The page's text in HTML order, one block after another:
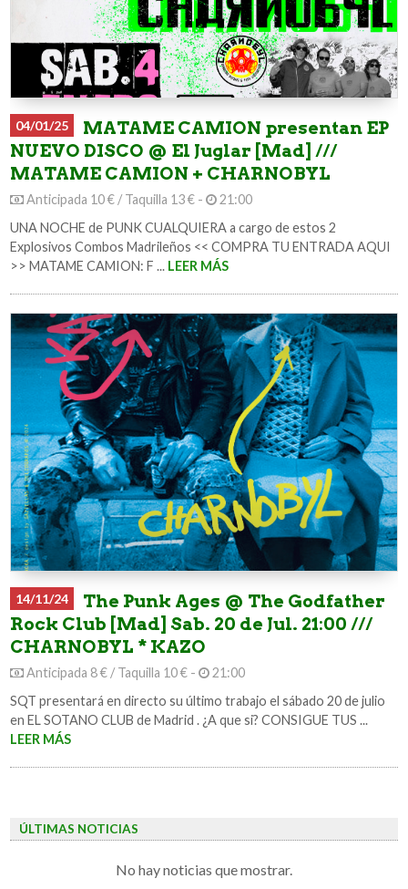
04/01/25
MATAME CAMION presentan EP
NUEVO DISCO @ El Juglar [Mad] ///
MATAME CAMION + CHARNOBYL
Anticipada 10 € / Taquilla 13 € -
21:00
UNA NOCHE de PUNK CUALQUIERA a cargo de estos 2
Explosivos Combos Madrileños << COMPRA TU ENTRADA AQUI
>> MATAME CAMION: F ... LEER MÁS
14/11/24
The Punk Ages @ The Godfather
Rock Club [Mad] Sab. 20 de Jul. 21:00 ///
CHARNOBYL * KAZO
Anticipada 8 € / Taquilla 10 € -
21:00
SQT presentará en directo su último trabajo el sábado 20 de julio
en EL SOTANO CLUB de Madrid . ¿A que si? CONSIGUE TUS ...
LEER MÁS
ÚLTIMAS NOTICIAS
No hay noticias que mostrar.